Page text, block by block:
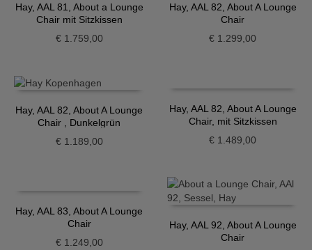
Hay, AAL 81, About a Lounge
Chair mit Sitzkissen
€1.759,00
Hay, AAL 82, About A Lounge
Chair
€ 1.299,00
Hay, AAL 82, About A Lounge
Chair , Dunkelgrün
€1.189,00
Hay, AAL 82, About A Lounge
Chair, mit Sitzkissen
€ 1.489,00
Hay, AAL 83, About A Lounge
Chair
€1.249,00
Hay, AAL 92, About A Lounge
Chair